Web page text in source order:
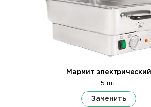
Мармит электрический
5 шт.
Заменить